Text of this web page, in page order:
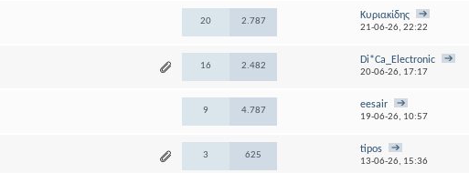
20 2.787
Κυριακίδης
21-06-26, 22:22
16 2.482
Di*Ca_Electronic
20-06-26, 17:17
9 4.787
eesair
19-06-26, 10:57
3 625
tipos
13-06-26, 15:36